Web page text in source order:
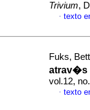
Trivium,
· texto
Fuks,
atrav�s
vol.12,
· texto